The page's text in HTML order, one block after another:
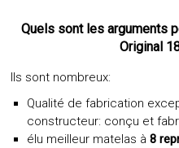
Quels sont les arguments
Original
Ils sont nombreux:
Qualité de fabrication
constructeur: conçu et
élu meilleur matelas à8